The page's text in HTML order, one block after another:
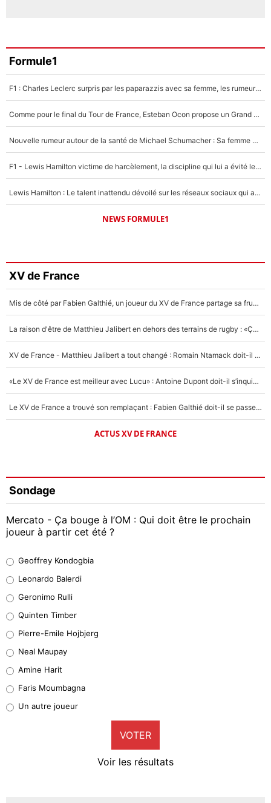
Formule1
F1 : Charles Leclerc surpris par les paparazzis avec sa femme, les rumeurs étaient vraies !
Comme pour le final du Tour de France, Esteban Ocon propose un Grand Prix de Formule 1 à Paris : «Autour de l’Arc de Triomphe, ce serait génial» !
Nouvelle rumeur autour de la santé de Michael Schumacher : Sa femme Corinna sort du silence
F1 - Lewis Hamilton victime de harcèlement, la discipline qui lui a évité le pire : «J'aurais probablement mal tourné»
Lewis Hamilton : Le talent inattendu dévoilé sur les réseaux sociaux qui a impressionné Kim Kardashian pendant leurs vacances en amoureux !
NEWS FORMULE1
XV de France
Mis de côté par Fabien Galthié, un joueur du XV de France partage sa frustration : «ils ne me l’ont pas dit tout de suite»
La raison d'être de Matthieu Jalibert en dehors des terrains de rugby : «Ça m'atteint autant que si tu touches à un membre de ma famille»
XV de France - Matthieu Jalibert a tout changé : Romain Ntamack doit-il s’inquiéter pour sa place à un an de la Coupe du monde ?
«Le XV de France est meilleur avec Lucu» : Antoine Dupont doit-il s’inquiéter pour sa place ?
Le XV de France a trouvé son remplaçant : Fabien Galthié doit-il se passer d'Antoine Dupont ?
ACTUS XV DE FRANCE
Sondage
Mercato - Ça bouge à l’OM : Qui doit être le prochain
joueur à partir cet été ?
38%
32%
4%
1%
9%
Geoffrey Kondogbia
Leonardo Balerdi
Geronimo Rulli
Quinten Timber
Pierre-Emile Hojbjerg
Neal Maupay
Amine Harit
Faris Moumbagna
Un autre joueur
VOTER
Voir les résultats